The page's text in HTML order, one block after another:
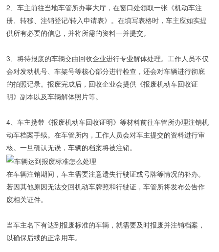
2、车主前往当地车管所办事大厅，在窗口处领取一张《机动车注
册、转移、注销登记/转入申请表》。在填写表格时，车主应如实提
供所有必要的信息，并将所需的资料一并提交。
3、将待报废的车辆交由回收企业进行专业解体处理。工作人员不仅
会对发动机号、车架号等核心部分进行检查，还会对车辆进行彻底
的拍照记录。报废完成后，回收企业会提供《报废机动车回收证
明》副本以及车辆解体照片等。
4、车主携带《报废机动车回收证明》等材料前往车管所办理注销机
动车档案手续。在车管所内，工作人员会对车主提交的资料进行审
核。一旦确认无误，车辆的档案将被注销。
在车辆注销期间，车主需要注意遗失行驶证或号牌等情况的补办。
若因其他原因无法交回机动车牌照和行驶证，车管所将发布公告作
废相关证件。
当车主名下有达到报废标准的车辆，就需要及时报废并注销档案，
以确保后续的正常用车。